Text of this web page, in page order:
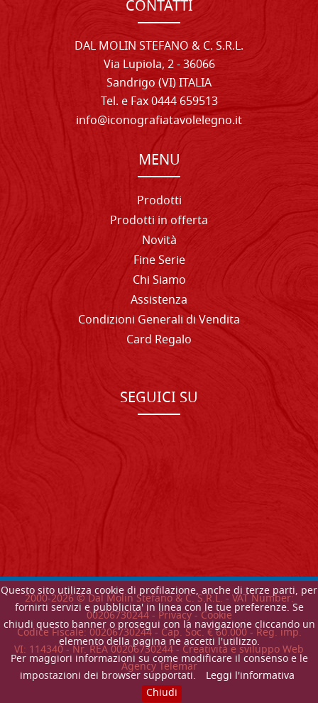
Questo sito utilizza cookie di profilazione, anche di terze parti, per
fornirti servizi e pubblicita' in linea con le tue preferenze. Se
chiudi questo banner o prosegui con la navigazione cliccando un
elemento della pagina ne accetti l'utilizzo.
Per maggiori informazioni su come modificare il consenso e le
impostazioni dei browser supportati.
Leggi l'informativa
Chiudi
CONTATTI
DAL MOLIN STEFANO & C. S.R.L.
Via Lupiola, 2 - 36066
Sandrigo (VI) ITALIA
Tel. e Fax 0444 659513
info@iconografiatavolelegno.it
MENU
Prodotti
Prodotti in offerta
Novità
Fine Serie
Chi Siamo
Assistenza
Condizioni Generali di Vendita
Card Regalo
SEGUICI SU
2000-2026© Dal Molin Stefano & C. S.R.L. - VAT Number:
00206730244 - Privacy-Cookie
Codice Fiscale: 00206730244 - Cap. Soc. € 60.000 - Reg. imp.
VI: 114340 - Nr. REA 00206730244 - Creatività e sviluppo Web
Agency Telemar